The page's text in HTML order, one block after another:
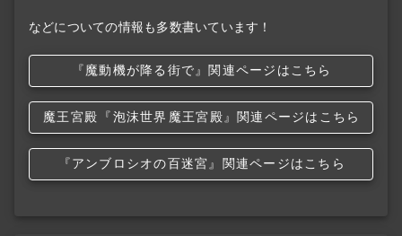
などについての情報も多数書いています！
『魔動機が降る街で』関連ページはこちら
魔王宮殿 『泡沫世界 魔王宮殿』関連ページはこちら
『アンブロシオの百迷宮』関連ページはこちら